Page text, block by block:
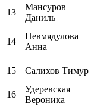
13
Мансуров
Даниль
14
Невмядулова
Анна
15 Салихов Тимур
16
Удеревская
Вероника